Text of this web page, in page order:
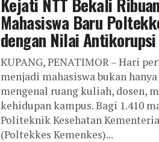
Kejati NTT Bekali Ribuan
Mahasiswa Baru
dengan Nilai Antikorupsi
KUPANG, PENATIMOR – Hari
menjadi mahasiswa bukan
mengenal ruang kuliah, dosen,
kehidupan kampus. Bagi 1.410
Politeknik Kesehatan
(Poltekkes Kemenkes)...